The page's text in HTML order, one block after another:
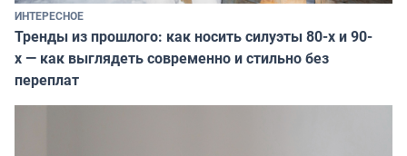
ИНТЕРЕСНОЕ
Тренды из прошлого: как носить силуэты 80-х и 90-
х — как выглядеть современно и стильно без
переплат